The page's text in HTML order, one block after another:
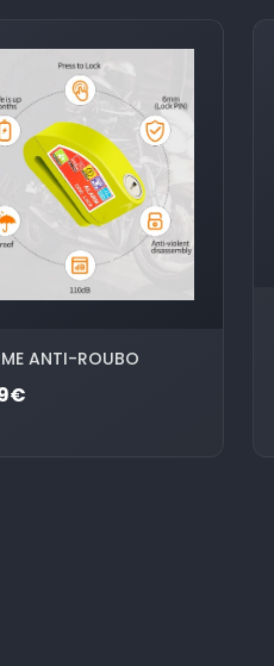
ANTI-ROUBO